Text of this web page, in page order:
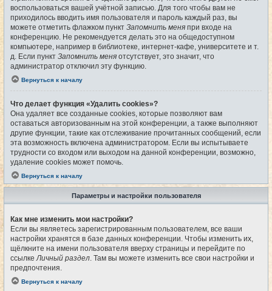
воспользоваться вашей учётной записью. Для того чтобы вам не
приходилось вводить имя пользователя и пароль каждый раз, вы
можете отметить флажком пункт Запомнить меня при входе на
конференцию. Не рекомендуется делать это на общедоступном
компьютере, например в библиотеке, интернет-кафе, университете и т.
д. Если пункт Запомнить меня отсутствует, это значит, что
администратор отключил эту функцию.
Вернуться к началу
Что делает функция «Удалить cookies»?
Она удаляет все созданные cookies, которые позволяют вам
оставаться авторизованным на этой конференции, а также выполняют
другие функции, такие как отслеживание прочитанных сообщений, если
эта возможность включена администратором. Если вы испытываете
трудности со входом или выходом на данной конференции, возможно,
удаление cookies может помочь.
Вернуться к началу
Параметры и настройки пользователя
Как мне изменить мои настройки?
Если вы являетесь зарегистрированным пользователем, все ваши
настройки хранятся в базе данных конференции. Чтобы изменить их,
щёлкните на имени пользователя вверху страницы и перейдите по
ссылкеЛичный раздел. Там вы можете изменить все свои настройки и
предпочтения.
Вернуться к началу